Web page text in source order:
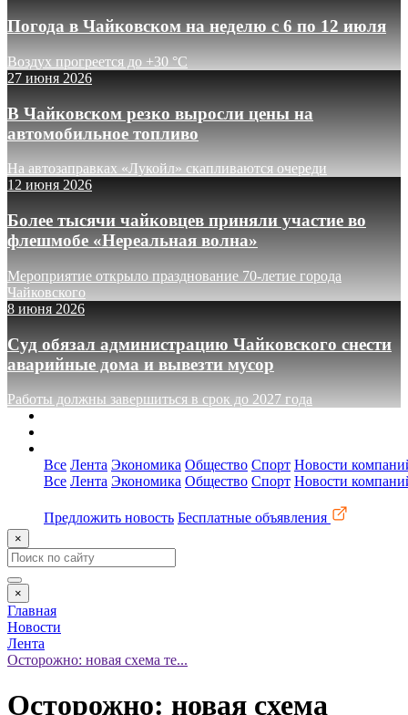
Погода в Чайковском на неделю с 6 по 12 июля
Воздух прогреется до +30 °C
27 июня 2026
В Чайковском резко выросли цены на
автомобильное топливо
На автозаправках «Лукойл» скапливаются очереди
12 июня 2026
Более тысячи чайковцев приняли участие во
флешмобе «Нереальная волна»
Мероприятие открыло празднование 70-летие города
Чайковского
8 июня 2026
Суд обязал администрацию Чайковского снести
аварийные дома и вывезти мусор
Работы должны завершиться в срок до 2027 года
Все Лента Экономика Общество Спорт Новости
Все Лента Экономика Общество Спорт Новости
Предложить новость Бесплатные объявления
×
×
Главная
Новости
Лента
Осторожно: новая схема те...
Осторожно: новая схема